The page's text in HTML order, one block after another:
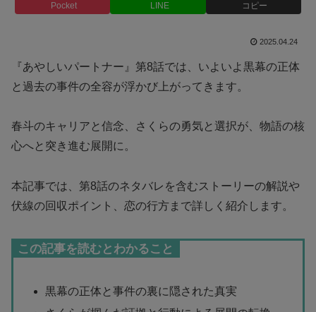
Pocket LINE コピー
2025.04.24
『あやしいパートナー』第8話では、いよいよ黒幕の正体
と過去の事件の全容が浮かび上がってきます。
春斗のキャリアと信念、さくらの勇気と選択が、物語の核
心へと突き進む展開に。
本記事では、第8話のネタバレを含むストーリーの解説や
伏線の回収ポイント、恋の行方まで詳しく紹介します。
この記事を読むとわかること
黒幕の正体と事件の裏に隠された真実